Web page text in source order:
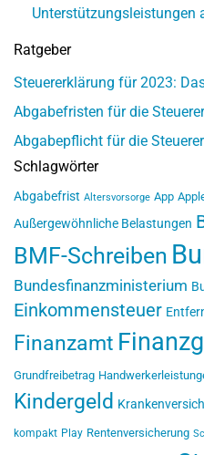
Unterstützungsleistungen
Ratgeber
Steuererklärung für 2023:
Abgabefristen für die
Abgabepflicht für die
Schlagwörter
Abgabefrist Altersvorsorge App
Außergewöhnliche Belastungen
BMF-Schreiben
Bundesfinanzministerium
Einkommensteuer
Finanzamt
Grundfreibetrag
Kindergeld
kompakt Play Rentenversicherung